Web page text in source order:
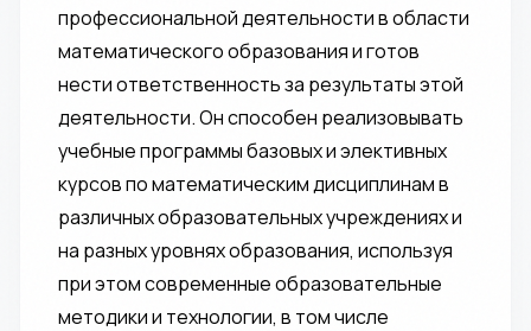
профессиональной деятельности в области
математического образования и готов
нести ответственность за результаты этой
деятельности. Он способен реализовывать
учебные программы базовых и элективных
курсов по математическим дисциплинам в
различных образовательных учреждениях и
на разных уровнях образования, используя
при этом современные образовательные
методики и технологии, в том числе